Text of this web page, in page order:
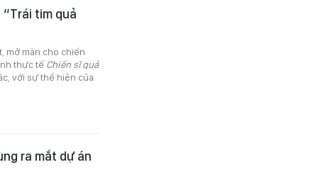
tim quả
mở màn cho chiến
thực tế Chiến sĩ quả
với sự thể hiện của
ra mắt dự án